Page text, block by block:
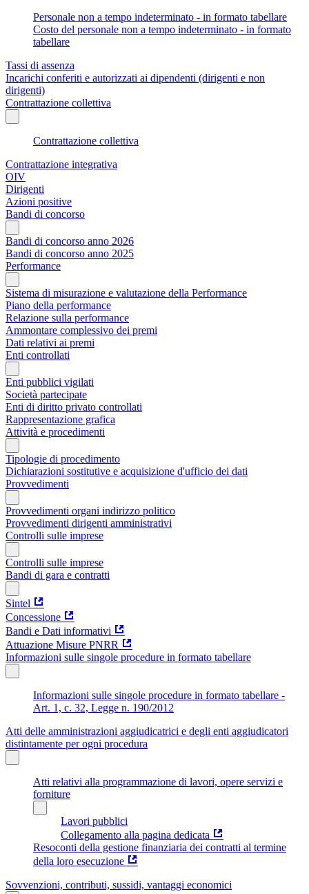
Personale non a tempo indeterminato - in formato tabellare
Costo del personale non a tempo indeterminato - in formato
tabellare
Tassi di assenza
Incarichi conferiti e autorizzati ai dipendenti (dirigenti e non
dirigenti)
Contrattazione collettiva
Contrattazione collettiva
Contrattazione integrativa
OIV
Dirigenti
Azioni positive
Bandi di concorso
Bandi di concorso anno 2026
Bandi di concorso anno 2025
Performance
Sistema di misurazione e valutazione della Performance
Piano della performance
Relazione sulla performance
Ammontare complessivo dei premi
Dati relativi ai premi
Enti controllati
Enti pubblici vigilati
Società partecipate
Enti di diritto privato controllati
Rappresentazione grafica
Attività e procedimenti
Tipologie di procedimento
Dichiarazioni sostitutive e acquisizione d'ufficio dei dati
Provvedimenti
Provvedimenti organi indirizzo politico
Provvedimenti dirigenti amministrativi
Controlli sulle imprese
Controlli sulle imprese
Bandi di gara e contratti
Sintel
Concessione
Bandi e Dati informativi
Attuazione Misure PNRR
Informazioni sulle singole procedure in formato tabellare
Informazioni sulle singole procedure in formato tabellare -
Art. 1, c. 32, Legge n. 190/2012
Atti delle amministrazioni aggiudicatrici e degli enti aggiudicatori
distintamente per ogni procedura
Atti relativi alla programmazione di lavori, opere servizi e
forniture
Lavori pubblici
Collegamento alla pagina dedicata
Resoconti della gestione finanziaria dei contratti al termine
della loro esecuzione
Sovvenzioni, contributi, sussidi, vantaggi economici